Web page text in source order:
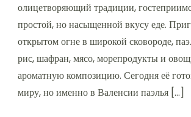
олицетворяющий традиции,
простой, но насыщенной вкусу еде.
открытом огне в широкой сковороде,
рис, шафран, мясо, морепродукты и
ароматную композицию. Сегодня её
миру, но именно в Валенсии паэлья […]